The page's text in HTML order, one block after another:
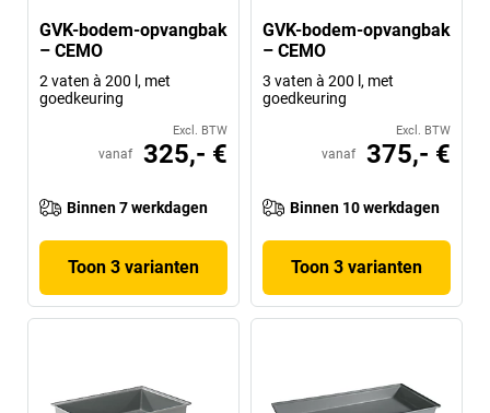
GVK-bodem-opvangbak
– CEMO
2 vaten à 200 l, met
goedkeuring
Excl. BTW
vanaf 325,- €
Binnen 7 werkdagen
Toon 3 varianten
GVK-bodem-opvangbak
– CEMO
3 vaten à 200 l, met
goedkeuring
Excl. BTW
vanaf 375,- €
Binnen 10 werkdagen
Toon 3 varianten